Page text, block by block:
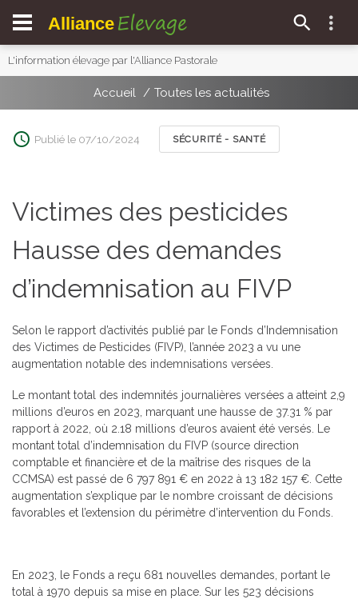
Alliance Elevage
L'information élevage par l'Alliance Pastorale
Accueil Toutes les actualités
Publié le 07/10/2024 SÉCURITÉ - SANTÉ
Victimes des pesticides
Hausse des demandes
d’indemnisation au FIVP
Selon le rapport d’activités publié par le Fonds d’Indemnisation
des Victimes de Pesticides (FIVP), l’année 2023 a vu une
augmentation notable des indemnisations versées.
Le montant total des indemnités journalières versées a atteint 2,9
millions d’euros en 2023, marquant une hausse de 37.31 % par
rapport à 2022, où 2.18 millions d’euros avaient été versés. Le
montant total d’indemnisation du FIVP (source direction
comptable et financière et de la maîtrise des risques de la
CCMSA) est passé de 6 797 891 € en 2022 à 13 182 157 €. Cette
augmentation s’explique par le nombre croissant de décisions
favorables et l’extension du périmètre d’intervention du Fonds.
En 2023, le Fonds a reçu 681 nouvelles demandes, portant le
total à 1970 depuis sa mise en place. Sur les 523 décisions